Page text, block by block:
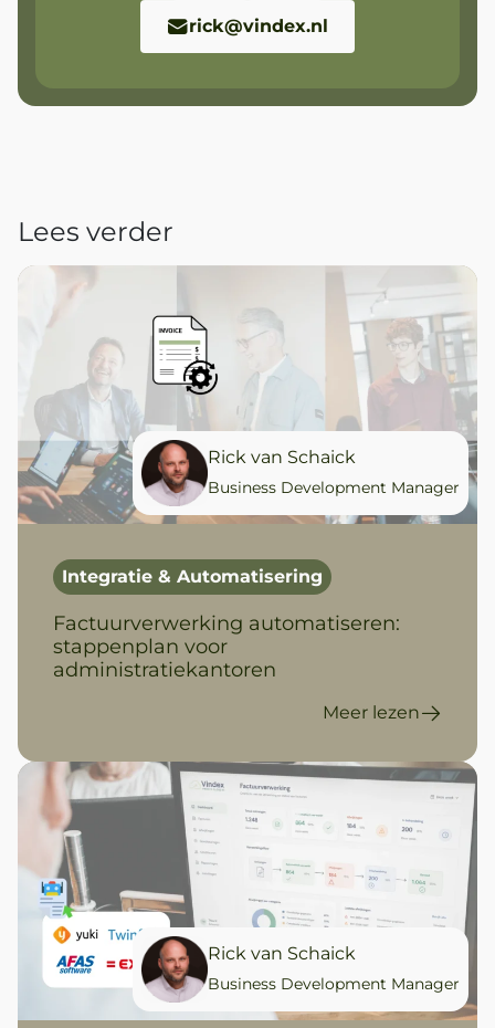
rick@vindex.nl
Lees verder
Rick van Schaick
Business Development Manager
Integratie & Automatisering
Factuurverwerking automatiseren:
stappenplan voor
administratiekantoren
Meer lezen
Rick van Schaick
Business Development Manager